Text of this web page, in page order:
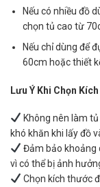
Nếu có nhiều đồ
chọn tủ cao từ
Nếu chỉ dùng để
60cm hoặc thiết
Lưu Ý Khi Chọn
Không nên làm
khó khăn khi lấy đồ
Đảm bảo khoảng
vì có thể bị ảnh
Chọn kích thước